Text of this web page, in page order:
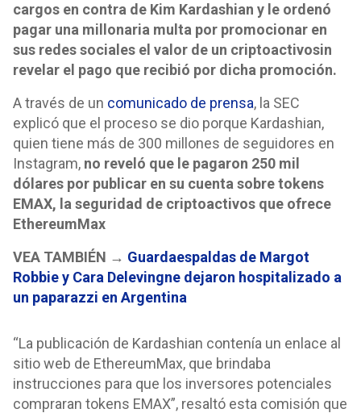
cargos en contra de Kim Kardashian y le ordenó
pagar una millonaria multa por promocionar en
sus redes sociales el valor de un criptoactivosin
revelar el pago que recibió por dicha promoción.
A través de un comunicado de prensa, la SEC
explicó que el proceso se dio porque Kardashian,
quien tiene más de 300 millones de seguidores en
Instagram, no reveló que le pagaron 250 mil
dólares por publicar en su cuenta sobre tokens
EMAX, la seguridad de criptoactivos que ofrece
EthereumMax
VEA TAMBIÉN → Guardaespaldas de Margot
Robbie y Cara Delevingne dejaron hospitalizado a
un paparazzi en Argentina
“La publicación de Kardashian contenía un enlace al
sitio web de EthereumMax, que brindaba
instrucciones para que los inversores potenciales
compraran tokens EMAX”, resaltó esta comisión que